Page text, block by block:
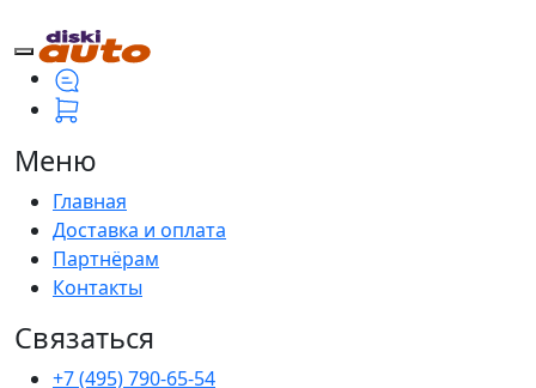
Меню
Главная
Доставка и оплата
Партнёрам
Контакты
Связаться
+7 (495) 790-65-54